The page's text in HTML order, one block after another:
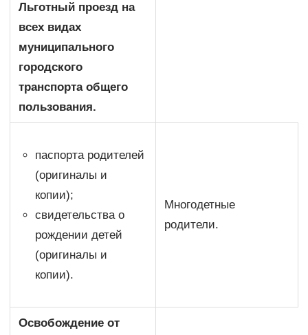
Льготный проезд на
всех видах
муниципального
городского
транспорта общего
пользования.
паспорта родителей
(оригиналы и
копии);
свидетельства о
рождении детей
(оригиналы и
копии).
Многодетные
родители.
Освобождение от